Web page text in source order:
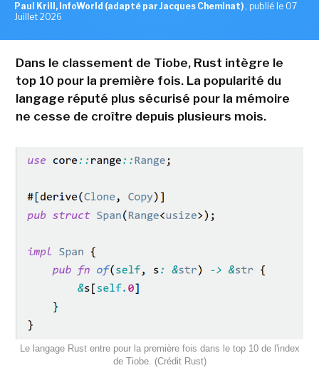
Paul Krill, InfoWorld (adapté par Jacques Cheminat) , publié le 07
Juillet 2026
Dans le classement de Tiobe, Rust intègre le
top 10 pour la première fois. La popularité du
langage réputé plus sécurisé pour la mémoire
ne cesse de croître depuis plusieurs mois.
Le langage Rust entre pour la première fois dans le top 10 de l'index
de Tiobe. (Crédit Rust)